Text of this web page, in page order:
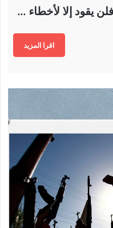
يقود إلا لأخطاء …
اقرا المزيد